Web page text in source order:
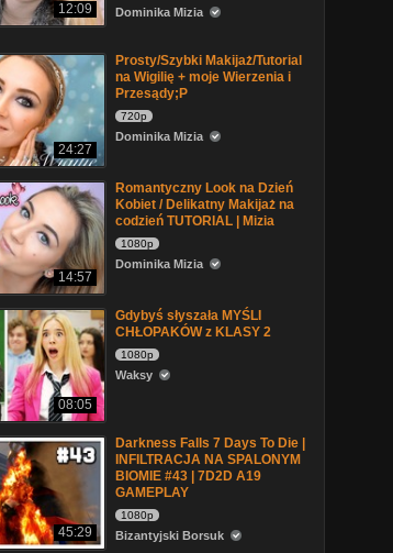
12:09 Dominika Mizia
24:27
Prosty/Szybki Makijaż/Tutorial
na Wigilię + moje Wierzenia i
Przesądy;P
720p
Dominika Mizia
14:57
Romantyczny Look na Dzień
Kobiet / Delikatny Makijaż na
codzień TUTORIAL | Mizia
1080p
Dominika Mizia
08:05
Gdybyś słyszała MYŚLI
CHŁOPAKÓW z KLASY 2
1080p
Waksy
45:29
Darkness Falls 7 Days To Die |
INFILTRACJA NA SPALONYM
BIOMIE #43 | 7D2D A19
GAMEPLAY
1080p
Bizantyjski Borsuk